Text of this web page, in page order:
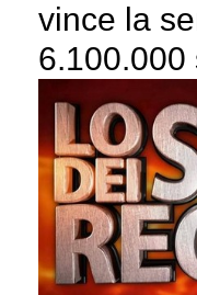
vince la
6.100.000